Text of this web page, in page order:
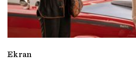
Ekran